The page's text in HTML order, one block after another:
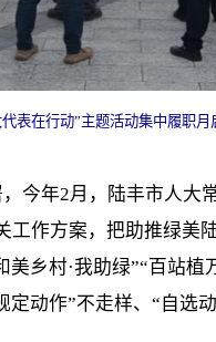
代表在行动”主题活动集中履职
今年2月，陆丰市人大
工作方案，把助推绿美
乡村·我助绿”“百站
定动作”不走样、“自选